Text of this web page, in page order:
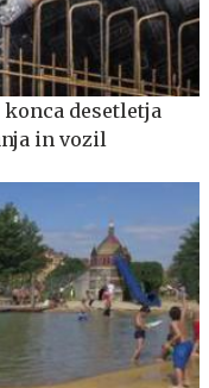
konca desetletja
in vozil